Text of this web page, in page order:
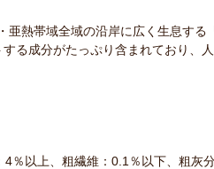
亜熱帯域全域の沿岸に広く生息す
る成分がたっぷり含まれており、
％以上、粗繊維：0.1％以下、粗灰